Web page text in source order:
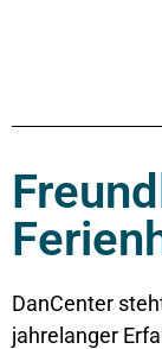
DanCenter
jahrelanger